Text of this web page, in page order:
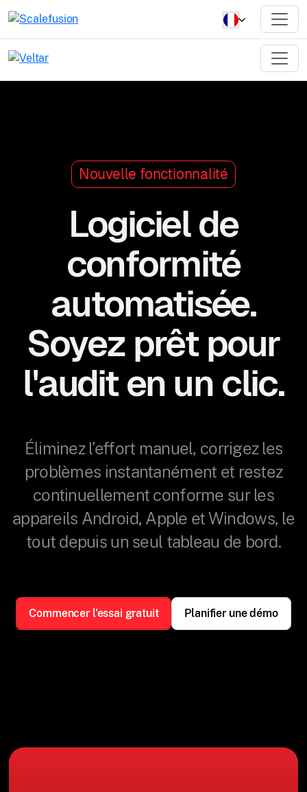
Nouvelle fonctionnalité
Logiciel de
conformité
automatisée.
Soyez prêt pour
l'audit en un clic.
Éliminez l'effort manuel, corrigez les
problèmes instantanément et restez
continuellement conforme sur les
appareils Android, Apple et Windows, le
tout depuis un seul tableau de bord.
Commencer l'essai gratuit Planifier une démo